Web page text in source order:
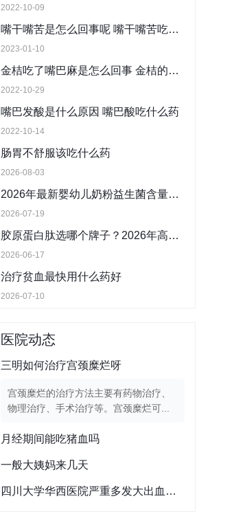
2022-10-09
嘴干嘴苦是怎么回事呢 嘴干嘴苦吃什么药能缓解
2023-01-10
金桔吃了嘴巴麻是怎么回事 金桔的功效与作用
2022-10-29
嘴巴发酸是什么原因 嘴巴酸吃什么药
2022-10-14
肠胃不舒服该吃什么药
2026-08-03
2026年最新婴幼儿奶粉益生菌含量标准解读 推荐适合中国宝宝的高益生菌婴幼儿奶粉
2026-07-19
胶原蛋白肽选哪个牌子？2026年高质价比品牌一览
2026-06-17
治疗贫血最快用什么药好
2026-07-10
医院动态
三明如何治疗宫颈糜烂呀
宫颈糜烂的治疗方法主要有药物治疗、
物理治疗、手术治疗等。宫颈糜烂可...
月经期间能吃猪血吗
一般大姨妈来几天
四川大学华西医院严重多发大出血复合伤抢救治疗好的专家